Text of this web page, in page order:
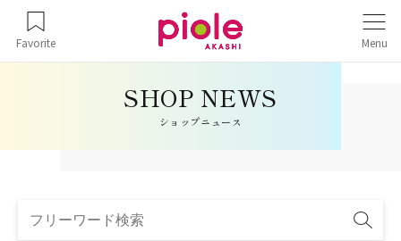
Favorite Menu
ショップニュース